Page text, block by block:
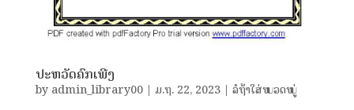
ປະຫວັດຄົກເພີງ
by admin_library00| ມ.ຖ. 22, 2023| ລໍຖ້າໃສ່ໝວດໝູ່